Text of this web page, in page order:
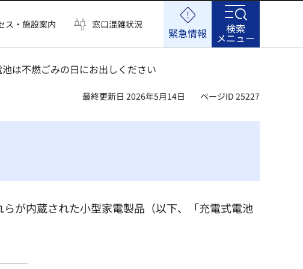
ス・施設案内 窓口混雑状況
緊急情報 検索
メニュー
は不燃ごみの日にお出しください
最終更新日 2026年5月14日 ページID 25227
が内蔵された小型家電製品（以下、「充電式電池